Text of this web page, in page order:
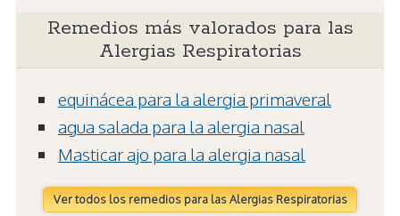
Remedios más valorados para las
Alergias Respiratorias
equinácea para la alergia primaveral
agua salada para la alergia nasal
Masticar ajo para la alergia nasal
Ver todos los remedios para las Alergias Respiratorias